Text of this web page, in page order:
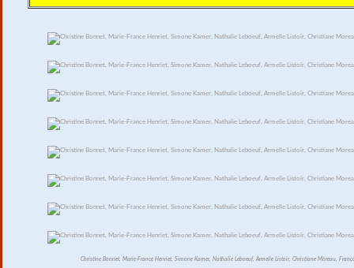
Christine Bonnet, Marie-France Henriet, Simone Kamer, Nathalie Leboeuf, Armelle Listoir, Christiane Moreau,